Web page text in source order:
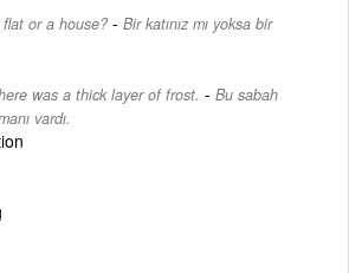
or a house? - Bir katınız mı yoksa bir
was a thick layer of frost. - Bu sabah
vardı.